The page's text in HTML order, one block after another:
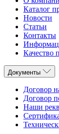
Каталог
Новости
Статьи
Контакты
Качество
Документы
Договор
Договор
Наши